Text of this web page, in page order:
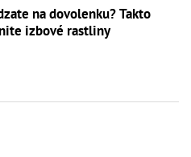
na dovolenku? Takto
izbové rastliny